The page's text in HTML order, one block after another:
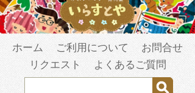
ホーム ご利用について
お問合せ
リクエスト
よくあるご質問